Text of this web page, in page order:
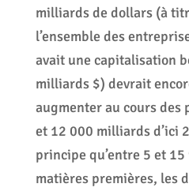
milliards de dollars (à
l’ensemble des
avait une capitalisation
milliards $) devrait
augmenter au cours des
et 12 000 milliards d’ici
principe qu’entre 5 et
matières premières, les